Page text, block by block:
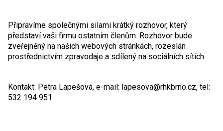
Připravíme společnými silami krátký rozhovor, který
představí vaši firmu ostatním členům. Rozhovor bude
zveřejněný na našich webových stránkách, rozeslán
prostřednictvím zpravodaje a sdílený na sociálních sítích.
Kontakt: Petra Lapešová, e-mail: lapesova@rhkbrno.cz, tel:
532 194 951